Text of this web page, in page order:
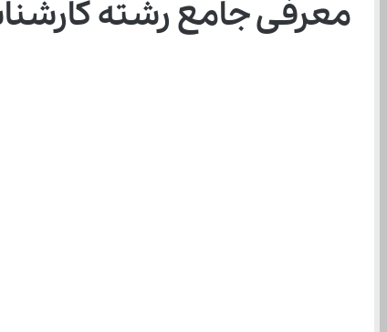
معرفی جامع رشته